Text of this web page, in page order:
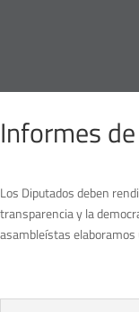
Informes
Los Diputados deben
transparencia y la
asambleístas elaboramos